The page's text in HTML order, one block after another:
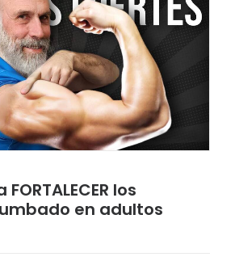
los
en adultos